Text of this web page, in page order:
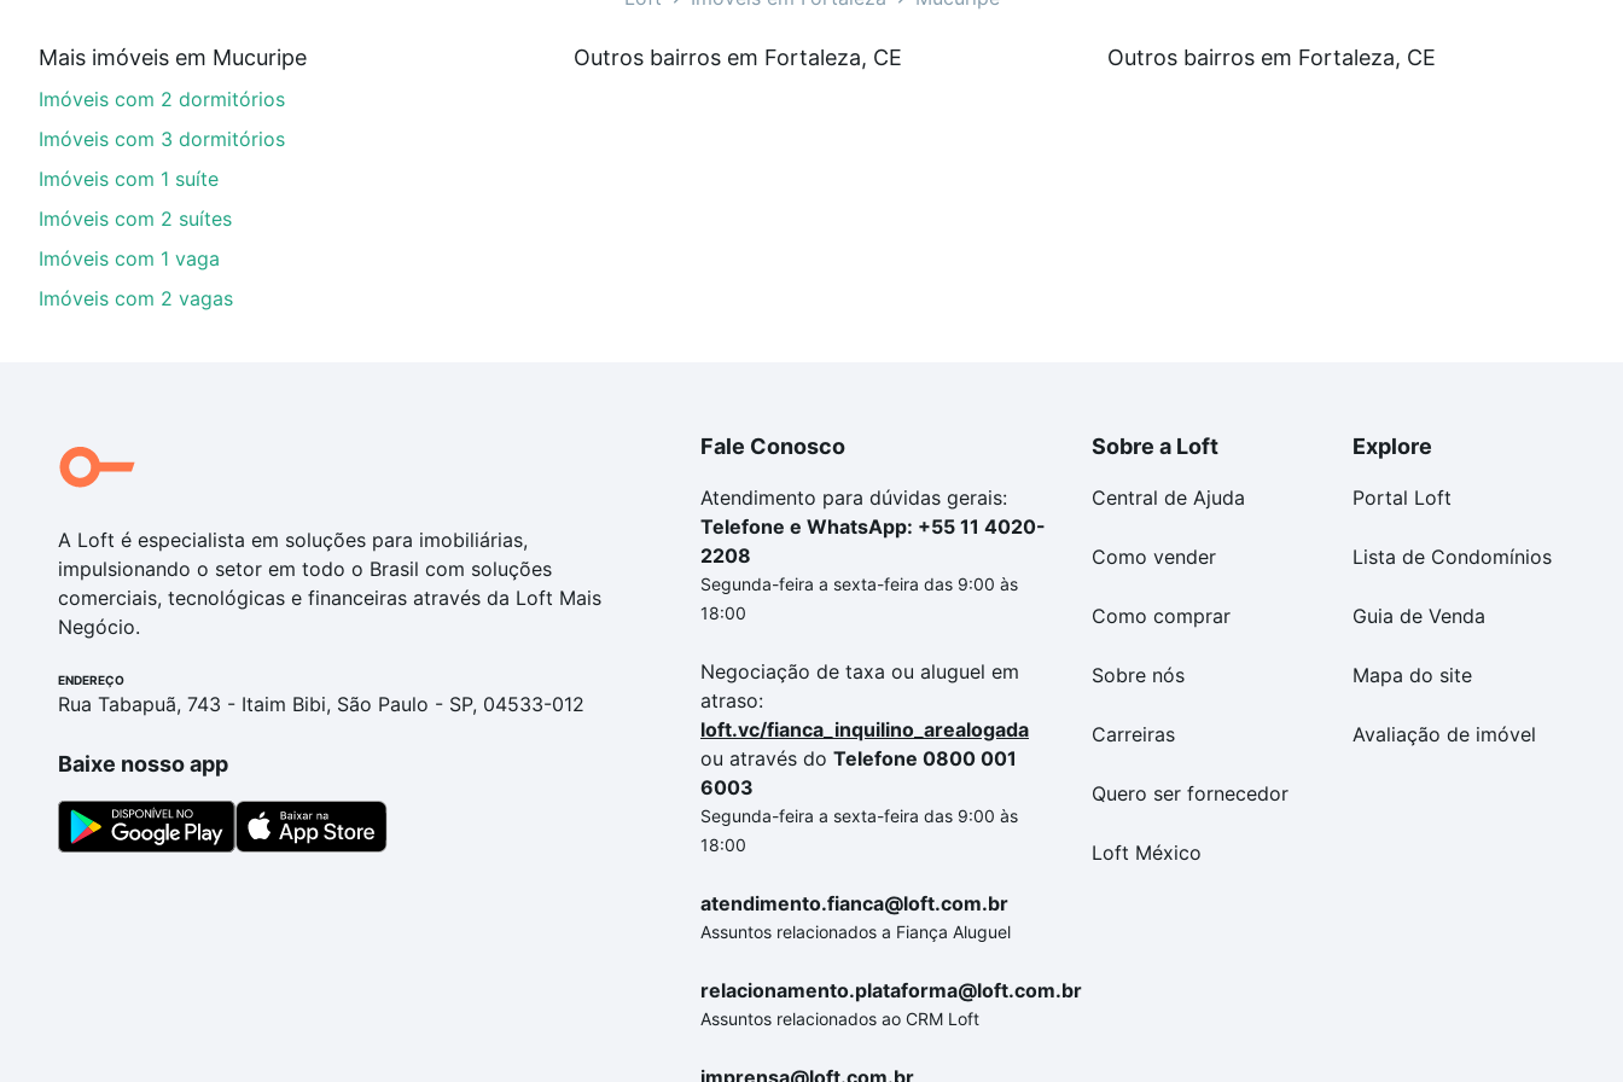
Aqui na Loft temos a oferta ideal para você, com Imóveis à venda em Mucuripe, Fortaleza, CE que custam a partir de R$ 0 e com nossas opções de financiamento
imobiliário as parcelas podem se adequar ao seu orçamento. Se ainda tem alguma dúvida dos custos envolvidos no processo de compra, veja em nosso portal
custa comprar um apartamento
Mais imóveis em Mucuripe
Imóveis com 2 dormitórios
Imóveis com 3 dormitórios
Imóveis com 1 suíte
Imóveis com 2 suítes
Imóveis com 1 vaga
Imóveis com 2 vagas
Outros bairros em Fortaleza, CE Outros bairros em Fortaleza, CE
A Loft é especialista em soluções para imobiliárias,
impulsionando o setor em todo o Brasil com soluções
comerciais, tecnológicas e financeiras através da Loft Mais
Negócio.
ENDEREÇO
Rua Tabapuã, 743 - Itaim Bibi, São Paulo - SP, 04533-012
Baixe nosso app
Fale Conosco
Atendimento para dúvidas gerais:
Telefone e WhatsApp: +55 11 4020-
2208
Segunda-feira a sexta-feira das 9:00 às
18:00
Negociação de taxa ou aluguel em
atraso:
loft.vc/fianca_inquilino_arealogada
ou através do Telefone 0800 001
6003
Segunda-feira a sexta-feira das 9:00 às
18:00
atendimento.fianca@loft.com.br
Assuntos relacionados a Fiança Aluguel
relacionamento.plataforma@loft.com.br
Assuntos relacionados ao CRM Loft
imprensa@loft.com.br
Sobre a Loft
Central de Ajuda
Como vender
Como comprar
Sobre nós
Carreiras
Quero ser fornecedor
Loft México
Explore
Portal Loft
Lista de Condomínios
Guia de Venda
Mapa do site
Avaliação de imóvel